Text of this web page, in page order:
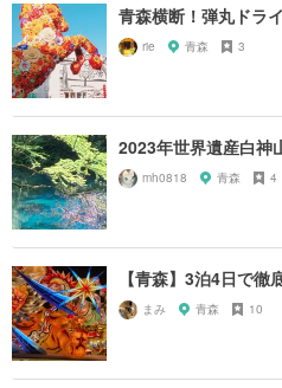
青森横断！弾丸ドラ
rie 青森 3
2023年世界遺産白神
mh0818 青森 4
【青森】3泊4日で徹
まみ 青森 10